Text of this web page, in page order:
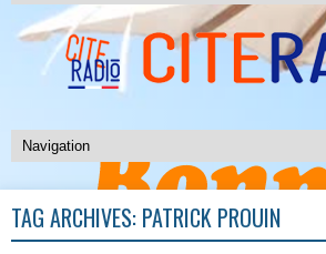
TAG ARCHIVES: PATRICK PROUIN